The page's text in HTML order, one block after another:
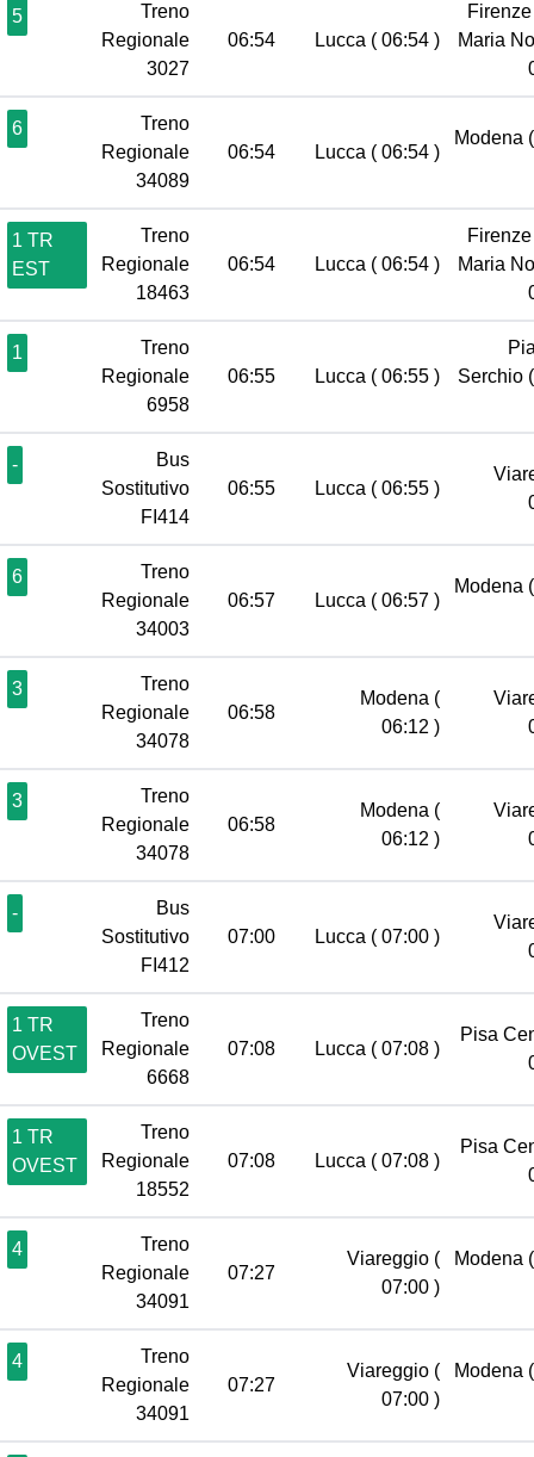
5
Treno
Regionale
3027
06:54 Lucca ( 06:54 )
Maria
6
Treno
Regionale
34089
06:54 Lucca ( 06:54 )
Modena
1 TR
EST
Treno
Regionale
18463
06:54 Lucca ( 06:54 )
Maria
1
Treno
Regionale
6958
06:55 Lucca ( 06:55 )
Serchio
-
Bus
Sostitutivo
FI414
06:55 Lucca ( 06:55 )
6
Treno
Regionale
34003
06:57 Lucca ( 06:57 )
Modena
3
Treno
Regionale
34078
06:58
Modena (
06:12 )
3
Treno
Regionale
34078
06:58
Modena (
06:12 )
-
Bus
Sostitutivo
FI412
07:00 Lucca ( 07:00 )
1 TR
OVEST
Treno
Regionale
6668
07:08 Lucca ( 07:08 )
Pisa
1 TR
OVEST
Treno
Regionale
18552
07:08 Lucca ( 07:08 )
Pisa
4
Treno
Regionale
34091
07:27
Viareggio (
07:00 )
Modena
4
Treno
Regionale
34091
07:27
Viareggio (
07:00 )
Modena